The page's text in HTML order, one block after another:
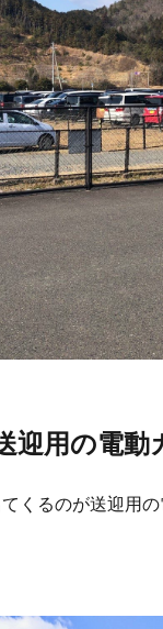
用の電動
くるのが送迎用